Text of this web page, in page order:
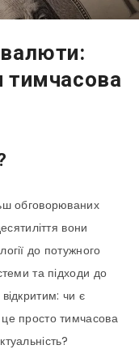
тимчасова
обговорюваних
вони
до потужного
та підходи до
чи є
просто тимчасова